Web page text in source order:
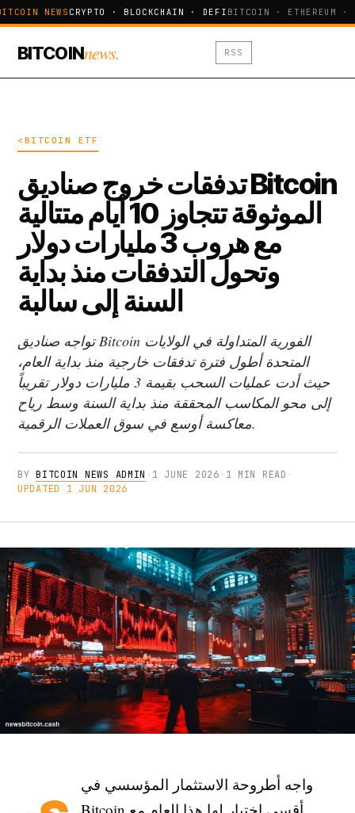
NEWS CRYPTO · BLOCKCHAIN · DEFIBITCOIN · ETHEREUM ·
BITCOINnews. RSS
<BITCOIN ETF
تدفقات خروج صناديق Bitcoin
الموثوقة تتجاوز 10 أيام متتالية
مع هروب 3 مليارات دولار
وتحول التدفقات منذ بداية
السنة إلى سالبة
تواجه صناديق Bitcoin الفورية المتداولة في الولايات
المتحدة أطول فترة تدفقات خارجية منذ بداية العام،
حيث أدت عمليات السحب بقيمة 3 مليارات دولار تقريباً
إلى محو المكاسب المحققة منذ بداية السنة وسط رياح
معاكسة أوسع في سوق العملات الرقمية.
BYBITCOIN NEWS ADMIN · 1 JUNE 2026 · 1 MIN READ ·
UPDATED 1 JUN 2026
واجه أطروحة الاستثمار المؤسسي في